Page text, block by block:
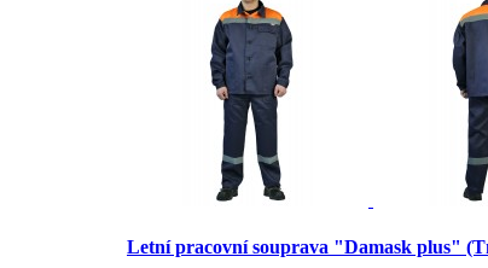
Letní pracovní souprava "Damask plus"